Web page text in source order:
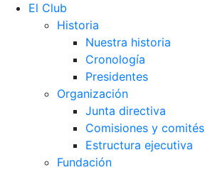
El Club
Historia
Nuestra historia
Cronología
Presidentes
Organización
Junta directiva
Comisiones y comités
Estructura ejecutiva
Fundación